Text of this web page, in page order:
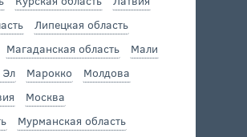
Липецкая область
Магаданская область
Мали
Марокко
Молдова
Москва
Мурманская область